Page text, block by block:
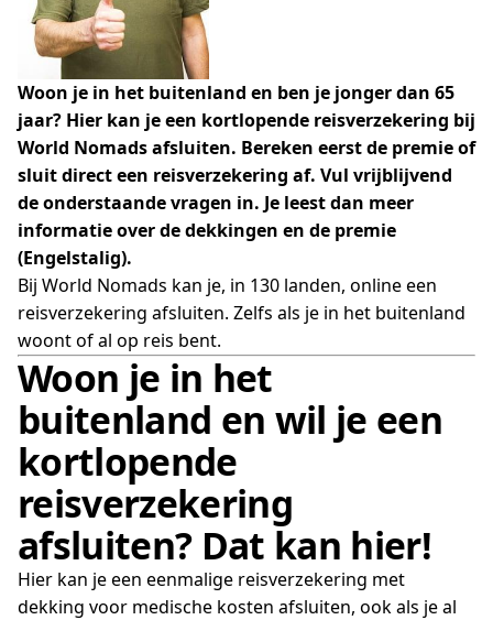
Woon je in het buitenland en ben je jonger dan 65
jaar? Hier kan je een kortlopende reisverzekering bij
World Nomads afsluiten. Bereken eerst de premie of
sluit direct een reisverzekering af. Vul vrijblijvend
de onderstaande vragen in. Je leest dan meer
informatie over de dekkingen en de premie
(Engelstalig).
Bij World Nomads kan je, in 130 landen, online een
reisverzekering afsluiten. Zelfs als je in het buitenland
woont of al op reis bent.
Woon je in het
buitenland en wil je een
kortlopende
reisverzekering
afsluiten? Dat kan hier!
Hier kan je een eenmalige reisverzekering met
dekking voor medische kosten afsluiten, ook als je al